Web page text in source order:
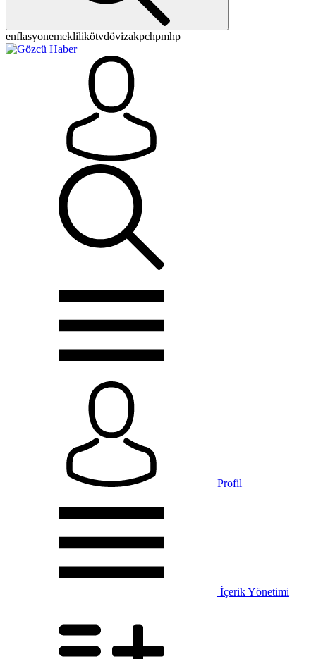
enflasyonemeklilikötvdövizakpchpmhp
Profil
İçerik Yönetimi